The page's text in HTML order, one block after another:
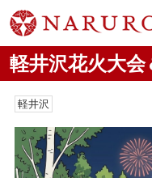
軽井沢花火大
軽井沢